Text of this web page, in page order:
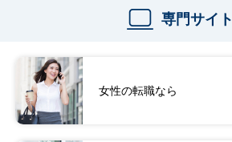
専門サイト
女性の転職なら